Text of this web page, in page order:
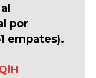
por
empates).